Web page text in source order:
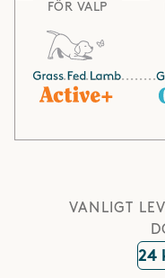
FÖR VALP
VANLIGT
24